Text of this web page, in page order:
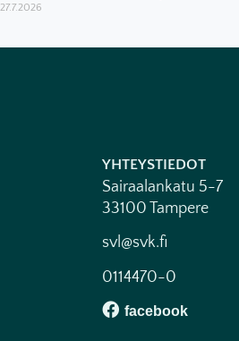
27.7.2026
YHTEYSTIEDOT
Sairaalankatu 5-7
33100 Tampere
svl@svk.fi
0114470-0